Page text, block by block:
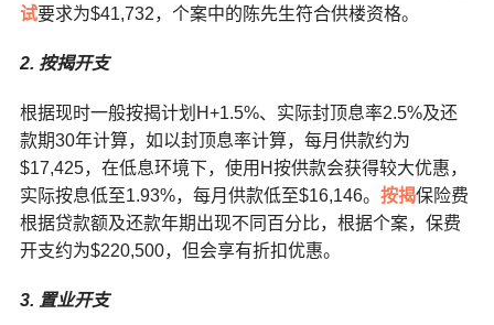
试要求为$41,732，个案中的陈先生符合供楼资格。
2. 按揭开支
根据现时一般按揭计划H+1.5%、实际封顶息率2.5%及还
款期30年计算，如以封顶息率计算，每月供款约为
$17,425，在低息环境下，使用H按供款会获得较大优惠，
实际按息低至1.93%，每月供款低至$16,146。 按揭保险费
根据贷款额及还款年期出现不同百分比，根据个案，保费
开支约为$220,500，但会享有折扣优惠。
3. 置业开支